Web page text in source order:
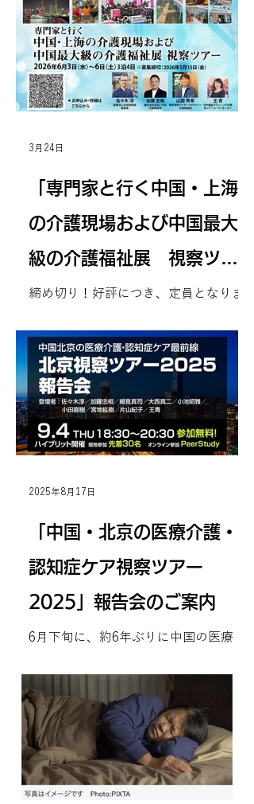
た。これまで約１０年間、中国版の介
護保険は一部の都市でテストされてき
ましたが、今回の法案は、従来から大
きく修正・再設計された内容となって
います。 私はやや驚いたのは、中国政
府関係者がこれまで何度も日本を訪
介護保険の専門家から学んでいたにも
度設計は日本とはかなり異なります。
例えば、全国民加入、保険料は18歳か
ら納付、全国民が被保険者、等々、意
や給付範囲がかなり限定的です。中国
たうえで大幅に限定したことは、合理
本の介護保険の「太っ腹」に対して、
中国はかなり「しょぼい」。 しかし、
このほうが「細く長く」続けられると
思われます。 ある意味では、日本は
「反面教師」であったかもしれませ
ん。 では、いったいどんな制度
「専門家と行く中国・上海
の介護現場および中国最大
級の介護福祉展 視察ツア
ー」ご案内
締め切り！好評につき、定員となりま
た。 2026年6月３日（水）〜６日
（土）（３泊４日） 「専門家と行く
中国・上海の介護現場および中国最大
級の介護福祉展 視察ツアー」 中国
の介護先進都市とされ、高齢化率がも
っとも高い上海市の介護現場（施設、
在宅）を視察します。 日本のような介
険会社との連携で利益を生み出す訪問
介護事業者、日本の包括支援センター
や小規模多機能、デーサービスなどの
機能と役割を兼ねる地域の総合高齢者
サービス拠点、高齢者を中心に一般市
象にするCCRCなど、さまざまな事業
に進化する上海の介護現場を見学しま
す。 視察のみならず経営者やスタッフ
との意見交換、入居者との交流も行い
ます。全行程で 専門家による解説があ
り、社会背景の違いなども含め、多角
的に理解を深めることができます。 中
国最大級の国際福祉展「AID 2026」
3月24日
「中国・北京の医療介護・
認知症ケア視察ツアー
2025」報告会のご案内
6月下旬に、約6年ぶりに中国の医療・
した。 コロナ禍の３年間を経て、近年
の中国の介護は、ハードとソフトの両
面で目を見張るほどの大きな成長を遂
げています。日本のような介護保険に
頼ることがない中で、事業としてどう
成り立っていますのでしょうか。日...
2025年8月17日